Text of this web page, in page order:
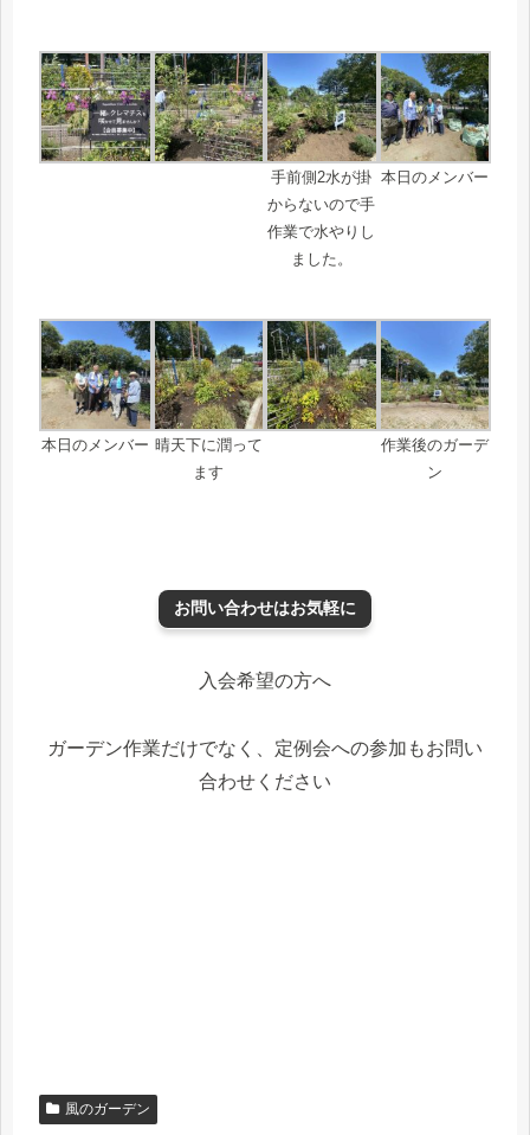
手前側2水が掛
からないので手
作業で水やりし
ました。
本日のメンバー
本日のメンバー 晴天下に潤って
ます
作業後のガーデ
ン
お問い合わせはお気軽に
入会希望の方へ
ガーデン作業だけでなく、定例会への参加もお問い
合わせください
風のガーデン